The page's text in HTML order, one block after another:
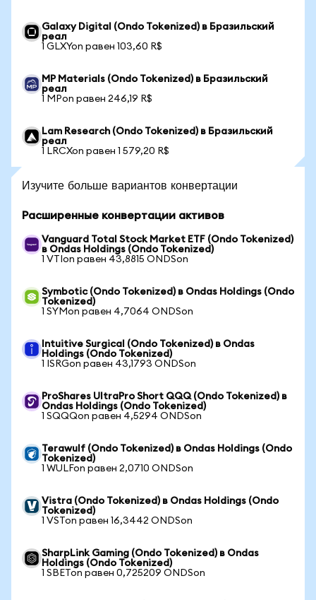
Galaxy Digital (Ondo Tokenized) в Бразильский
реал
1 GLXYon равен 103,60 R$
MP Materials (Ondo Tokenized) в Бразильский
реал
1 MPon равен 246,19 R$
Lam Research (Ondo Tokenized) в Бразильский
реал
1 LRCXon равен 1 579,20 R$
Изучите больше вариантов конвертации
Расширенные конвертации активов
Vanguard Total Stock Market ETF (Ondo Tokenized)
в Ondas Holdings (Ondo Tokenized)
1 VTIon равен 43,8815 ONDSon
Symbotic (Ondo Tokenized) в Ondas Holdings (Ondo
Tokenized)
1 SYMon равен 4,7064 ONDSon
Intuitive Surgical (Ondo Tokenized) в Ondas
Holdings (Ondo Tokenized)
1 ISRGon равен 43,1793 ONDSon
ProShares UltraPro Short QQQ (Ondo Tokenized) в
Ondas Holdings (Ondo Tokenized)
1 SQQQon равен 4,5294 ONDSon
Terawulf (Ondo Tokenized) в Ondas Holdings (Ondo
Tokenized)
1 WULFon равен 2,0710 ONDSon
Vistra (Ondo Tokenized) в Ondas Holdings (Ondo
Tokenized)
1 VSTon равен 16,3442 ONDSon
SharpLink Gaming (Ondo Tokenized) в Ondas
Holdings (Ondo Tokenized)
1 SBETon равен 0,725209 ONDSon